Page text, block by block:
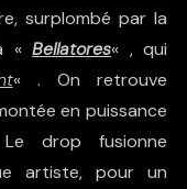
surplombé par la
à «Bellatores« , qui
« . On retrouve
en puissance
drop fusionne
artiste, pour un